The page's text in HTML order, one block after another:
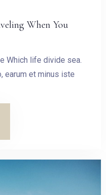
When You
Which life divide sea.
earum et minus iste